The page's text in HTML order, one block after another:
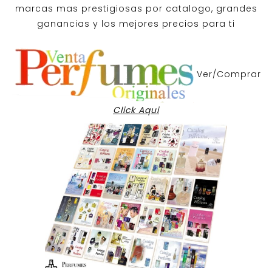
marcas mas prestigiosas por catalogo, grandes
ganancias y los mejores precios para ti
Ver/Comprar
Click Aqui